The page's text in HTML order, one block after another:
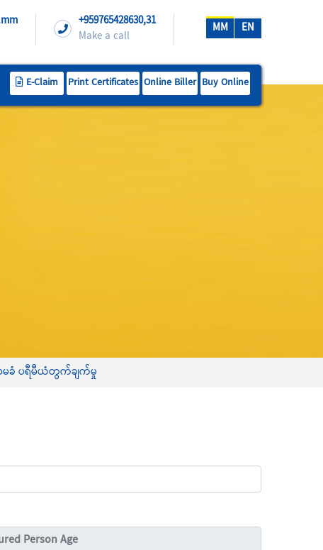
+959765428630,31
Make a call
EN
MM
Buy Online
Online Biller
Print Certificates
E-Claim
ခံ ပရီမီယံတွက်ချက်မှု